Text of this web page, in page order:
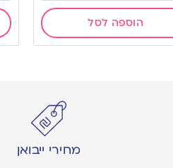
הוספה לסל
מחירי ייבואן